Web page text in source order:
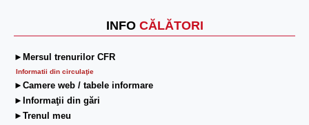
INFO CĂLĂTORI
►Mersul trenurilor CFR
Informatii din circulaţie
►Camere web / tabele informare
►Informaţii din gări
►Trenul meu